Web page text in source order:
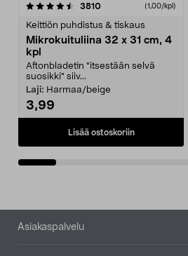
3810arvostelut (1,00/kpl)
Keittiön puhdistus & tiskaus
Mikrokuituliina 32 x 31 cm, 4
kpl
Aftonbladetin "itsestään selvä
suosikki" siiv...
Laji: Harmaa/beige
3,99
Lisää ostoskoriin
4.5viidestä
Alatunniste
Asiakaspalvelu